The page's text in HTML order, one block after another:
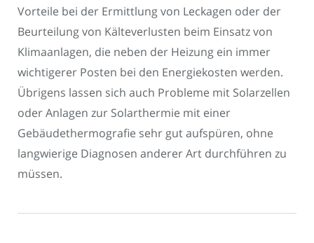
Vorteile bei der Ermittlung von Leckagen oder der
Beurteilung von Kälteverlusten beim Einsatz von
Klimaanlagen, die neben der Heizung ein immer
wichtigerer Posten bei den Energiekosten werden.
Übrigens lassen sich auch Probleme mit Solarzellen
oder Anlagen zur Solarthermie mit einer
Gebäudethermografie sehr gut aufspüren, ohne
langwierige Diagnosen anderer Art durchführen zu
müssen.